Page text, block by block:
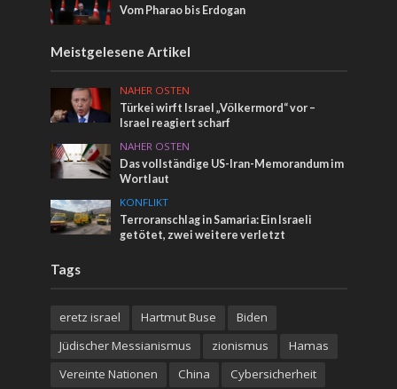
Vom Pharao bis Erdogan
Meistgelesene Artikel
NAHER OSTEN
Türkei wirft Israel „Völkermord“ vor –
Israel reagiert scharf
NAHER OSTEN
Das vollständige US-Iran-Memorandum im
Wortlaut
KONFLIKT
Terroranschlag in Samaria: Ein Israeli
getötet, zwei weitere verletzt
Tags
eretz israel Hartmut Buse
Biden
Jüdischer Messianismus
zionismus
Hamas
Vereinte Nationen
China Cybersicherheit